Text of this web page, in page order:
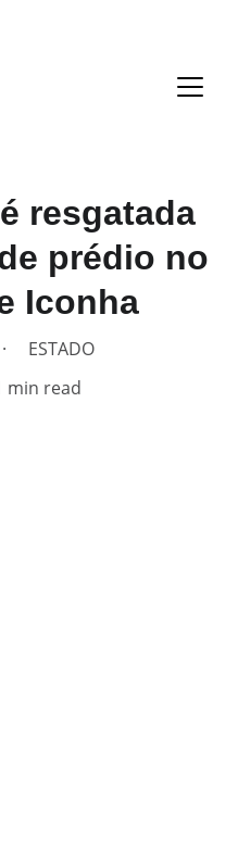
resgatada
prédio no
Iconha
ESTADO
min read